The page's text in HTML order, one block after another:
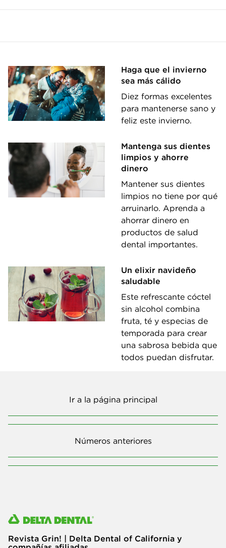
Haga que el invierno
sea más cálido
Diez formas excelentes
para mantenerse sano y
feliz este invierno.
Mantenga sus dientes
limpios y ahorre
dinero
Mantener sus dientes
limpios no tiene por qué
arruinarlo. Aprenda a
ahorrar dinero en
productos de salud
dental importantes.
Un elixir navideño
saludable
Este refrescante cóctel
sin alcohol combina
fruta, té y especias de
temporada para crear
una sabrosa bebida que
todos puedan disfrutar.
Ir a la página principal
Números anteriores
Revista Grin! | Delta Dental of California y